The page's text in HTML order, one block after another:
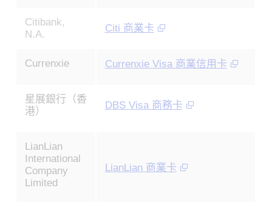
Citibank,
N.A.
Citi 商業卡
Currenxie Currenxie Visa 商業信用卡
星展銀行（香
港）
DBS Visa 商務卡
LianLian
International
Company
Limited
LianLian 商業卡